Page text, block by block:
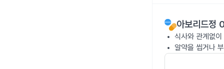
아보리드정
식사와 관계없
알약을 씹거나